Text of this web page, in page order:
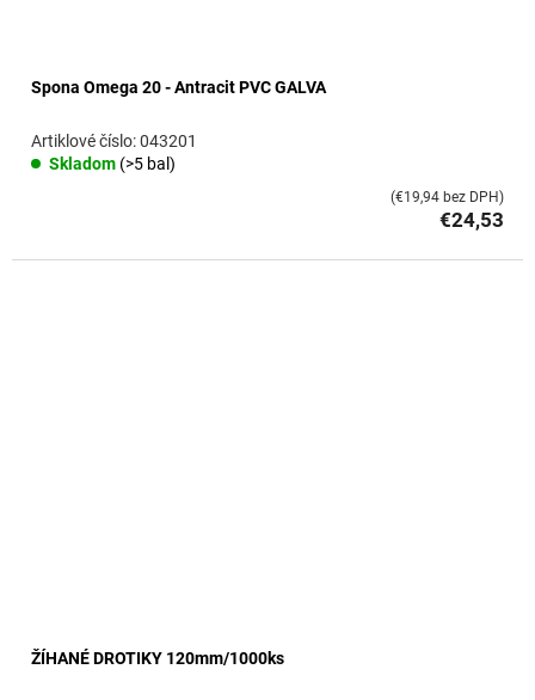
Spona Omega 20 - Antracit PVC GALVA
Skladom (>5 bal)
043201
€24,53
(€19,94 bez DPH)
ŽÍHANÉ DROTIKY 120mm/1000ks